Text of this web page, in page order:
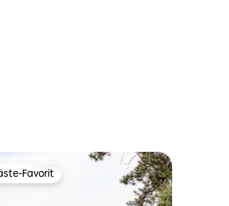
Gäste-Favorit.
Favorit